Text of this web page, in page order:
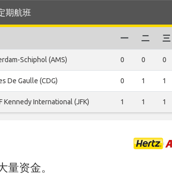
期航班
一 二 三
Schiphol (AMS) 0 0 0
De Gaulle (CDG) 0 1 1
Kennedy International (JFK) 1 1 1
量资金。